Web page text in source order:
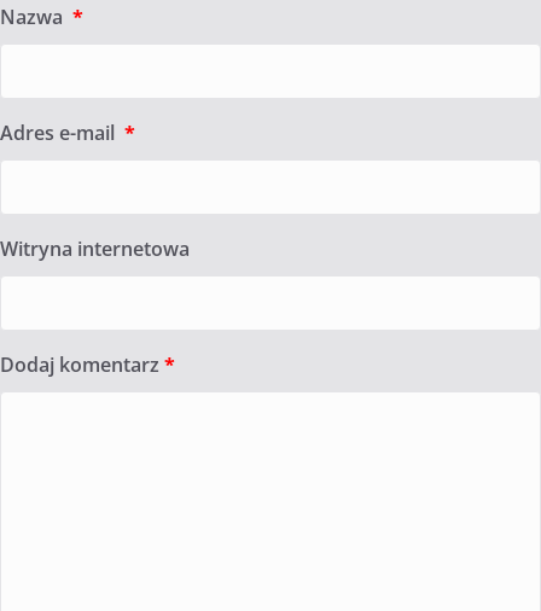
Nazwa *
Adres e-mail *
Witryna internetowa
Dodaj komentarz *